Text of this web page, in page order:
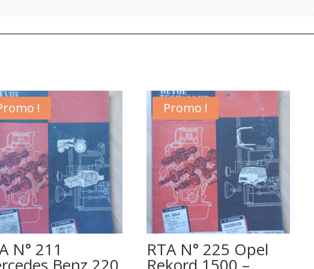
!
N° 211
Promo !
RTA N° 225 Opel